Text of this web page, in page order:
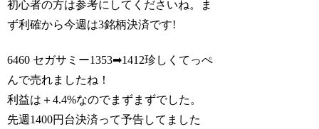
初心者の方は参考にしてくださいね。ま
ず利確から今週は3銘柄決済です!
6460 セガサミー1353➡1412珍しくてっぺ
んで売れましたね！
利益は＋4.4%なのでまずまずでした。
先週1400円台決済って予告してました